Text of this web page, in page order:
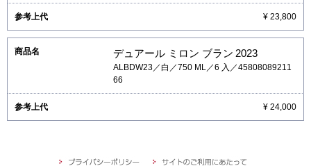
¥ 23,800
デュアール ミロン ブラン 2023
ALBDW23／白／750 ML／6 入／45808089211
66
¥ 24,000